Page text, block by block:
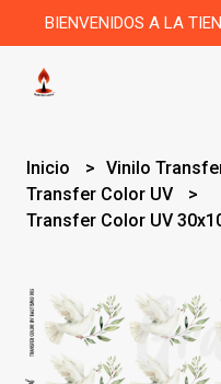
BIENVENIDOS A LA
Inicio
Vinilo
Transfer Color UV
Transfer Color UV